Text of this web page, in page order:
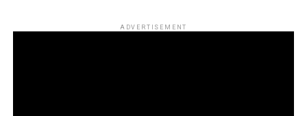
ADVERTISEMENT